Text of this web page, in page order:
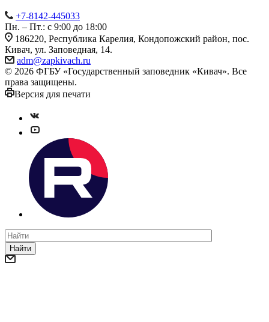
+7-8142-445033
Пн. – Пт.: с 9:00 до 18:00
186220, Республика Карелия, Кондопожский район, пос.
Кивач, ул. Заповедная, 14.
adm@zapkivach.ru
© 2026 ФГБУ «Государственный заповедник «Кивач». Все
права защищены.
Версия для печати
Найти